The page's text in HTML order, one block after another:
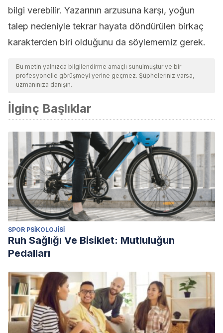
bilgi verebilir. Yazarının arzusuna karşı, yoğun
talep nedeniyle tekrar hayata döndürülen birkaç
karakterden biri olduğunu da söylememiz gerek.
Bu metin yalnızca bilgilendirme amaçlı sunulmuştur ve bir
profesyonelle görüşmeyi yerine geçmez. Şüpheleriniz varsa,
uzmanınıza danışın.
İlginç Başlıklar
SPOR PSIKOLOJISI
Ruh Sağlığı Ve Bisiklet: Mutluluğun
Pedalları